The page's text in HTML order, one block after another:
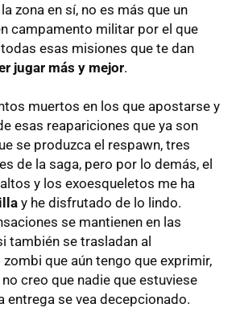
zona en sí, no es más que un
campamento militar por el que
esas misiones que te dan
jugar más y mejor.
muertos en los que apostarse y
esas reapariciones que ya son
se produzca el respawn, tres
de la saga, pero por lo demás, el
y los exoesqueletos me ha
y he disfrutado de lo lindo.
se mantienen en las
también se trasladan al
que aún tengo que exprimir,
creo que nadie que estuviese
entrega se vea decepcionado.